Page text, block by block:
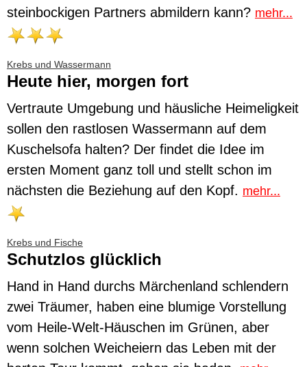
steinbockigen Partners abmildern kann? mehr...
Krebs und Wassermann
Heute hier, morgen fort
Vertraute Umgebung und häusliche Heimeligkeit
sollen den rastlosen Wassermann auf dem
Kuschelsofa halten? Der findet die Idee im
ersten Moment ganz toll und stellt schon im
nächsten die Beziehung auf den Kopf. mehr...
Krebs und Fische
Schutzlos glücklich
Hand in Hand durchs Märchenland schlendern
zwei Träumer, haben eine blumige Vorstellung
vom Heile-Welt-Häuschen im Grünen, aber
wenn solchen Weicheiern das Leben mit der